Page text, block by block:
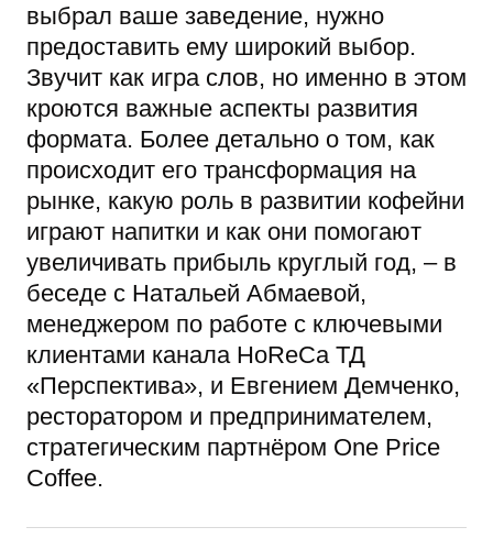
выбрал ваше заведение, нужно
предоставить ему широкий выбор.
Звучит как игра слов, но именно в этом
кроются важные аспекты развития
формата. Более детально о том, как
происходит его трансформация на
рынке, какую роль в развитии кофейни
играют напитки и как они помогают
увеличивать прибыль круглый год, – в
беседе с Натальей Абмаевой,
менеджером по работе с ключевыми
клиентами канала HoReCa ТД
«Перспектива», и Евгением Демченко,
ресторатором и предпринимателем,
стратегическим партнёром One Price
Coffee.